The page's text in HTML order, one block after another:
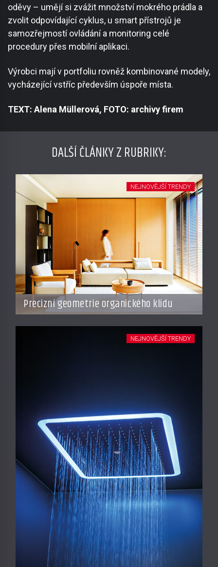
oděvy – umějí si zvážit množství mokrého prádla a
zvolit odpovídající cyklus, u smart přístrojů je
samozřejmostí ovládání a monitoring celé
procedury přes mobilní aplikaci.
Výrobci mají v portfoliu rovněž kombinované modely,
vycházející vstříc především úspoře místa.
TEXT: Alena Müllerová, FOTO: archivy firem
DALŠÍ ČLÁNKY Z RUBRIKY:
Precizní geometrie organického klidu
NEJNOVĚJŠÍ TRENDY
NEJNOVĚJŠÍ TRENDY